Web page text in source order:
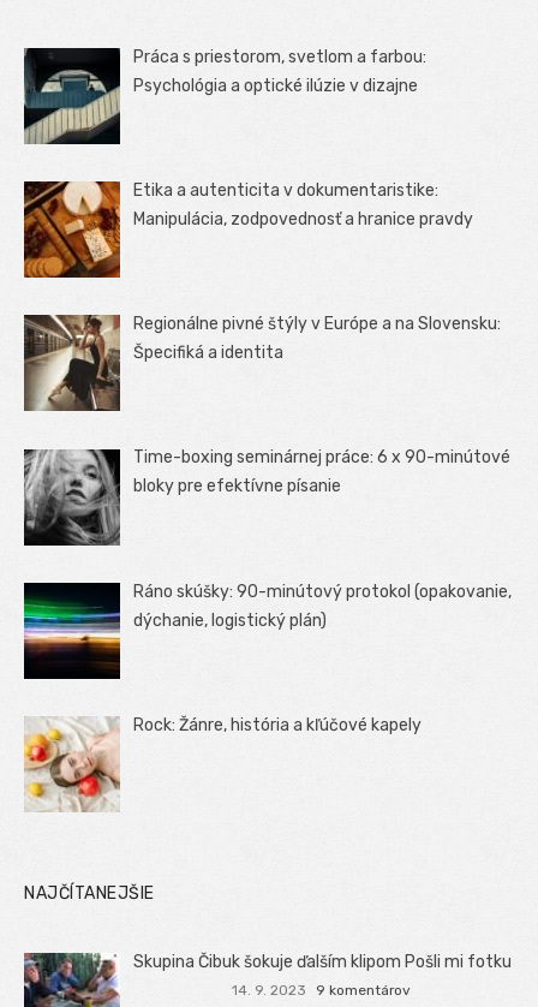
Práca s priestorom, svetlom a farbou:
Psychológia a optické ilúzie v dizajne
Etika a autenticita v dokumentaristike:
Manipulácia, zodpovednosť a hranice pravdy
Regionálne pivné štýly v Európe a na Slovensku:
Špecifiká a identita
Time-boxing seminárnej práce: 6 x 90-minútové
bloky pre efektívne písanie
Ráno skúšky: 90-minútový protokol (opakovanie,
dýchanie, logistický plán)
Rock: Žánre, história a kľúčové kapely
NAJČÍTANEJŠIE
Skupina Čibuk šokuje ďalším klipom Pošli mi fotku
14. 9. 2023 9 komentárov